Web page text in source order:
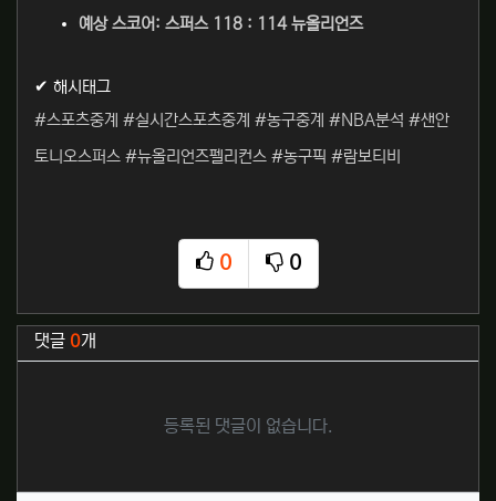
예상 스코어: 스퍼스 118 : 114 뉴올리언즈
✔ 해시태그
#스포츠중계 #실시간스포츠중계 #농구중계 #NBA분석 #샌안
토니오스퍼스 #뉴올리언즈펠리컨스 #농구픽 #람보티비
0
추천
0
비추천
관련자료
댓글 0개
등록된 댓글이 없습니다.